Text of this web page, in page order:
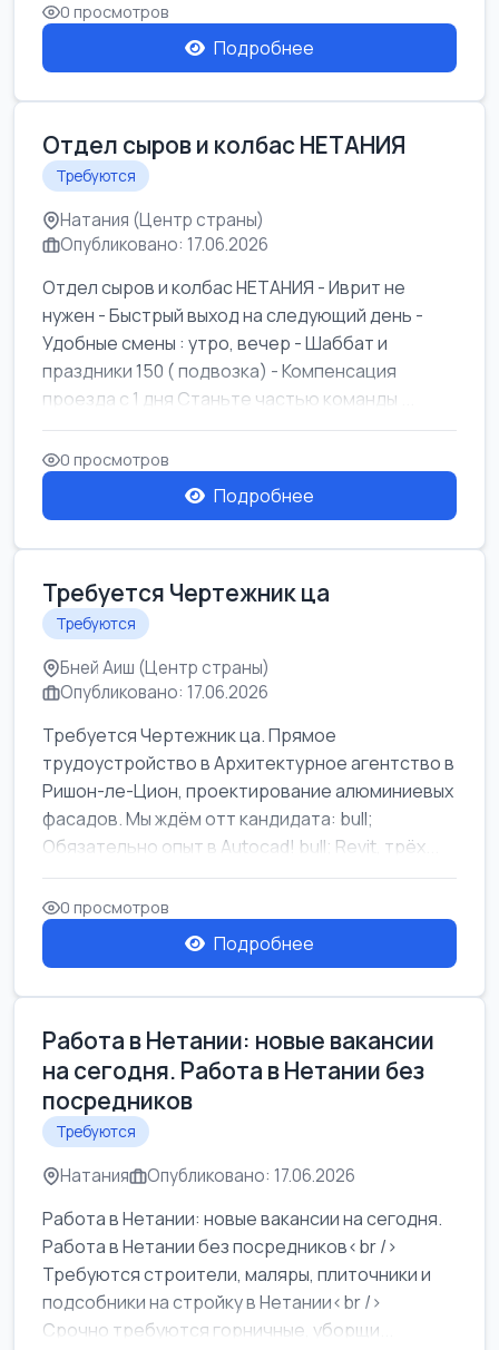
0 просмотров
Подробнее
Отдел сыров и колбас НЕТАНИЯ
Требуются
Натания (Центр страны)
Опубликовано: 17.06.2026
Отдел сыров и колбас НЕТАНИЯ - Иврит не
нужен - Быстрый выход на следующий день -
Удобные смены : утро, вечер - Шаббат и
праздники 150 ( подвозка) - Компенсация
проезда с 1 дня Станьте частью команды ...
0 просмотров
Подробнее
Требуется Чертежник ца
Требуются
Бней Аиш (Центр страны)
Опубликовано: 17.06.2026
Требуется Чертежник ца. Прямое
трудоустройство в Архитектурное агентство в
Ришон-ле-Цион, проектирование алюминиевых
фасадов. Мы ждём отт кандидата: bull;
Обязательно опыт в Autocad! bull; Revit, трёх...
0 просмотров
Подробнее
Работа в Нетании: новые вакансии
на сегодня. Работа в Нетании без
посредников
Требуются
Натания Опубликовано: 17.06.2026
Работа в Нетании: новые вакансии на сегодня.
Работа в Нетании без посредников<br />
Требуются строители, маляры, плиточники и
подсобники на стройку в Нетании<br />
Срочно требуются горничные, уборщи...